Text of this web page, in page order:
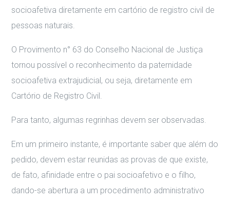
socioafetiva diretamente em cartório de registro civil de
pessoas naturais.
O Provimento n° 63 do Conselho Nacional de Justiça
tornou possível o reconhecimento da paternidade
socioafetiva extrajudicial, ou seja, diretamente em
Cartório de Registro Civil.
Para tanto, algumas regrinhas devem ser observadas.
Em um primeiro instante, é importante saber que além do
pedido, devem estar reunidas as provas de que existe,
de fato, afinidade entre o pai socioafetivo e o filho,
dando-se abertura a um procedimento administrativo